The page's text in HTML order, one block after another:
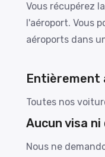
Vous récupérez
l'aéroport. Vous
aéroports dans
Entièrement
Toutes nos
Aucun visa
Nous ne